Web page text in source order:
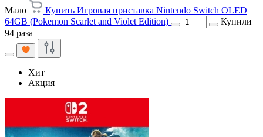
Мало
Купить Игровая приставка Nintendo Switch OLED
64GB (Pokemon Scarlet and Violet Edition)
Купили
94 раза
Хит
Акция